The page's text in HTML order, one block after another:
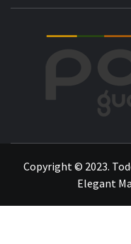
Copyright © 2023.
Elegant